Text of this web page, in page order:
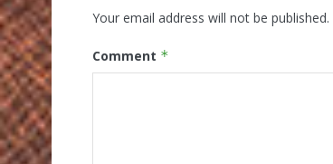
Your email address will not be published.
Comment *